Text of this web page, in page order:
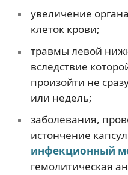
увеличение
клеток крови;
травмы левой
вследствие
произойти не
или недель;
заболевания,
истончение
инфекционный
гемолитическая